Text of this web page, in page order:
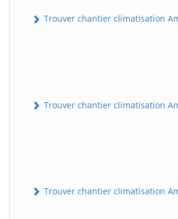
Trouver chantier climatisation
Trouver chantier climatisation
Trouver chantier climatisation